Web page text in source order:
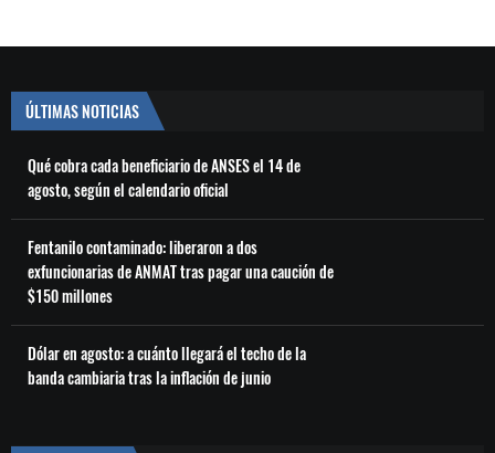
ÚLTIMAS NOTICIAS
Qué cobra cada beneficiario de ANSES el 14 de
agosto, según el calendario oficial
Fentanilo contaminado: liberaron a dos
exfuncionarias de ANMAT tras pagar una caución de
$150 millones
Dólar en agosto: a cuánto llegará el techo de la
banda cambiaria tras la inflación de junio